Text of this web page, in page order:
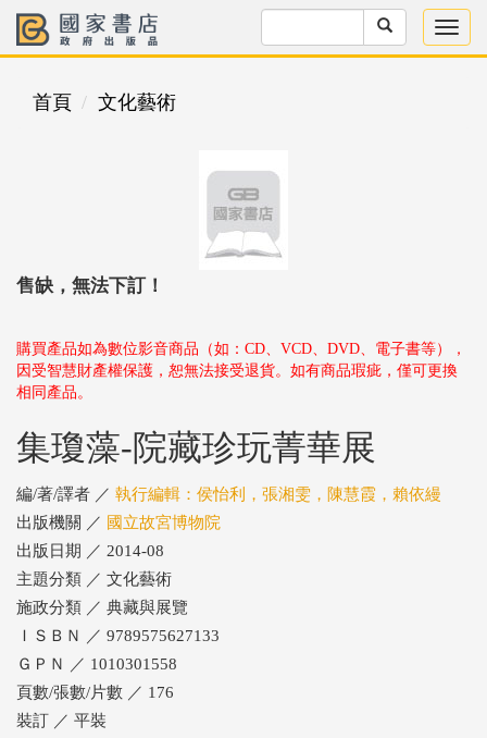
首頁 文化藝術
售缺，無法下訂！
購買產品如為數位影音商品（如：CD、VCD、DVD、電子書等），
因受智慧財產權保護，恕無法接受退貨。如有商品瑕疵，僅可更換
相同產品。
集瓊藻-院藏珍玩菁華展
編/著/譯者 ／ 執行編輯：侯怡利，張湘雯，陳慧霞，賴依縵
出版機關 ／ 國立故宮博物院
出版日期 ／ 2014-08
主題分類 ／ 文化藝術
施政分類 ／ 典藏與展覽
ＩＳＢＮ ／ 9789575627133
ＧＰＮ ／ 1010301558
頁數/張數/片數 ／ 176
裝訂 ／ 平裝